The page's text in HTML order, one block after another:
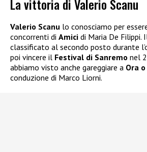
La vittoria di Valerio Scanu
Valerio Scanu lo conosciamo per
concorrenti di Amici di Maria De Filippi.
classificato al secondo posto durante
poi vincere il Festival di Sanremo nel
abbiamo visto anche gareggiare a Ora
conduzione di Marco Liorni.